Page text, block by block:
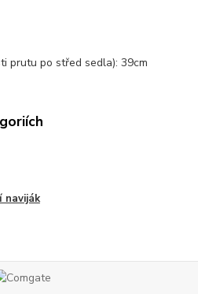
prutu po střed sedla): 39cm
naviják